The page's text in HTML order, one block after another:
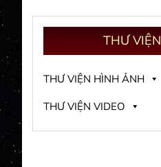
THƯVIỆN
THƯ VIỆN HÌNH ẢNH
THƯ VIỆN VIDEO